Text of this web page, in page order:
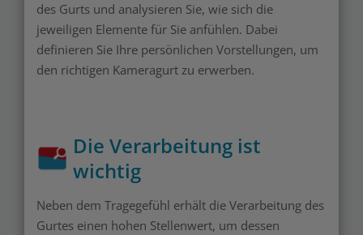
des Gurts und analysieren Sie, wie sich die
jeweiligen Elemente für Sie anfühlen. Dabei
definieren Sie Ihre persönlichen Vorstellungen, um
den richtigen Kameragurt zu erwerben.
Die Verarbeitung ist
wichtig
Neben dem Tragegefühl erhält die Verarbeitung des
Gurtes einen hohen Stellenwert, um dessen